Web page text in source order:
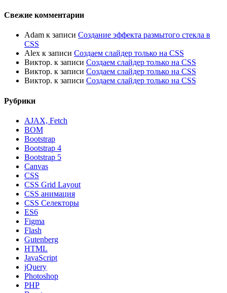
Свежие комментарии
Adam к записи Создание эффекта размытого стекла в
CSS
Alex к записи Создаем слайдер только на CSS
Виктор. к записи Создаем слайдер только на CSS
Виктор. к записи Создаем слайдер только на CSS
Виктор. к записи Создаем слайдер только на CSS
Рубрики
AJAX, Fetch
BOM
Bootstrap
Bootstrap 4
Bootstrap 5
Canvas
CSS
CSS Grid Layout
CSS анимация
CSS Селекторы
ES6
Figma
Flash
Gutenberg
HTML
JavaScript
jQuery
Photoshop
PHP